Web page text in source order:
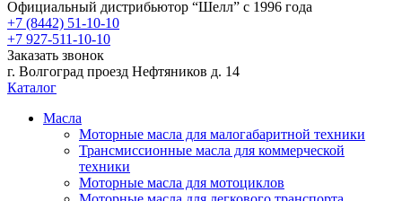
Официальный дистрибьютор “Шелл” с 1996 года
+7 (8442) 51-10-10
+7 927-511-10-10
Заказать звонок
г. Волгоград проезд Нефтяников д. 14
Каталог
Масла
Моторные масла для малогабаритной техники
Трансмиссионные масла для коммерческой
техники
Моторные масла для мотоциклов